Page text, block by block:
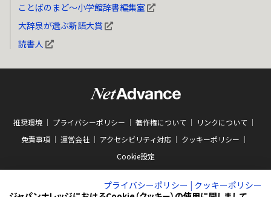
ことばのまど～小学館辞書編集室
大辞泉が選ぶ新語大賞
読書人
推奨環境 プライバシーポリシー 著作権について
リンクについて
免責事項
運営会社 アクセシビリティ対応
クッキーポリシー
Cookie設定
プライバシーポリシー | クッキーポリシー